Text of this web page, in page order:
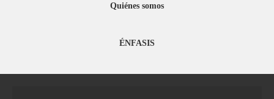
Quiénes somos
ÉNFASIS